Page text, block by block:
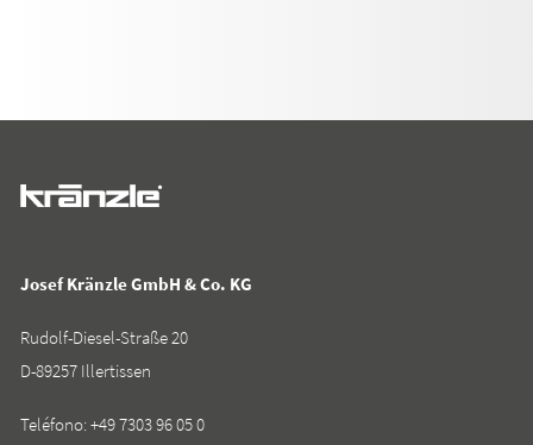
Josef Kränzle GmbH & Co. KG
Rudolf-Diesel-Straße 20
D-89257 Illertissen
Teléfono:+49 7303 96 05 0